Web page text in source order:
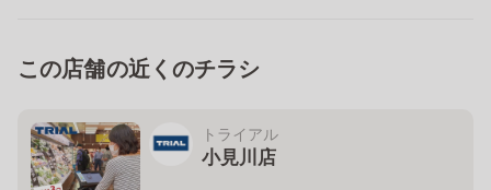
この店舗の近くのチラシ
トライアル
小見川店